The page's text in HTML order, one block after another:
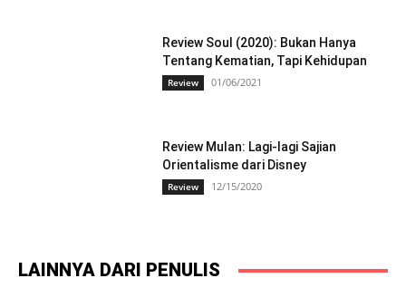
Review Soul (2020): Bukan Hanya
Tentang Kematian, Tapi Kehidupan
Review 01/06/2021
Review Mulan: Lagi-lagi Sajian
Orientalisme dari Disney
Review 12/15/2020
LAINNYA DARI PENULIS